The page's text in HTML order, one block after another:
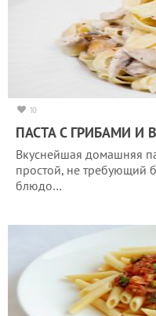
10
ПАСТА С ГРИБАМИ И
Вкуснейшая домашняя
простой, не требующий
блюдо…